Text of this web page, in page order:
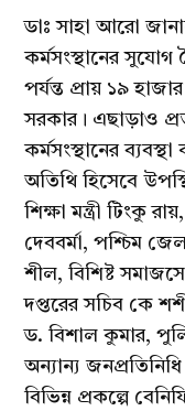
ডাঃ সাহা আরো
কর্মসংস্থানের
পর্যন্ত প্রায় ১৯
সরকার। এছাড়াও
কর্মসংস্থানের
অতিথি হিসেবে
শিক্ষা মন্ত্রী টিংকু
দেববর্মা, পশ্চিম
শীল, বিশিষ্ট
দপ্তরের সচিব কে
ড. বিশাল কুমার,
অন্যান্য
বিভিন্ন প্রকল্পে